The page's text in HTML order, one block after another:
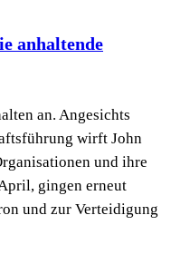
anhaltende
an. Angesichts
wirft John
und ihre
gingen erneut
und zur Verteidigung